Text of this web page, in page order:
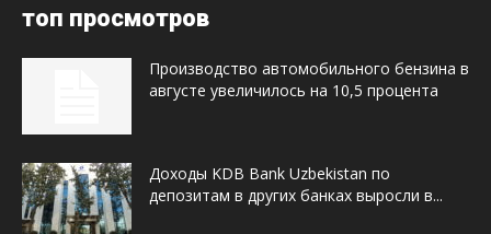
топ просмотров
Производство автомобильного бензина в
августе увеличилось на 10,5 процента
Доходы KDB Bank Uzbekistan по
депозитам в других банках выросли в...